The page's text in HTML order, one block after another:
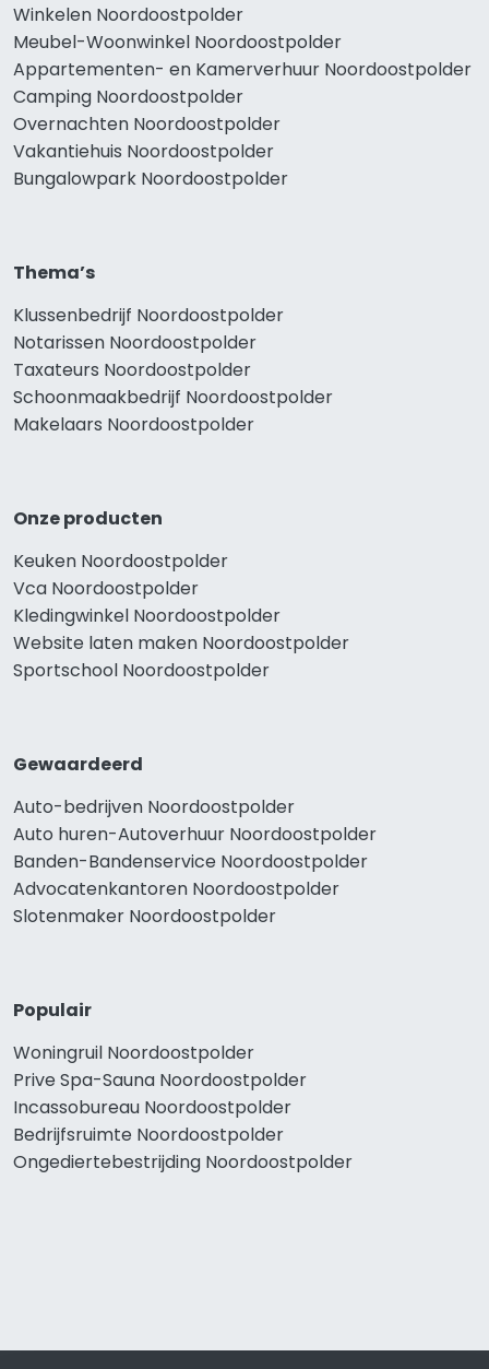
Winkelen Noordoostpolder
Meubel-Woonwinkel Noordoostpolder
Appartementen- en Kamerverhuur Noordoostpolder
Camping Noordoostpolder
Overnachten Noordoostpolder
Vakantiehuis Noordoostpolder
Bungalowpark Noordoostpolder
Thema’s
Klussenbedrijf Noordoostpolder
Notarissen Noordoostpolder
Taxateurs Noordoostpolder
Schoonmaakbedrijf Noordoostpolder
Makelaars Noordoostpolder
Onze producten
Keuken Noordoostpolder
Vca Noordoostpolder
Kledingwinkel Noordoostpolder
Website laten maken Noordoostpolder
Sportschool Noordoostpolder
Gewaardeerd
Auto-bedrijven Noordoostpolder
Auto huren-Autoverhuur Noordoostpolder
Banden-Bandenservice Noordoostpolder
Advocatenkantoren Noordoostpolder
Slotenmaker Noordoostpolder
Populair
Woningruil Noordoostpolder
Prive Spa-Sauna Noordoostpolder
Incassobureau Noordoostpolder
Bedrijfsruimte Noordoostpolder
Ongediertebestrijding Noordoostpolder